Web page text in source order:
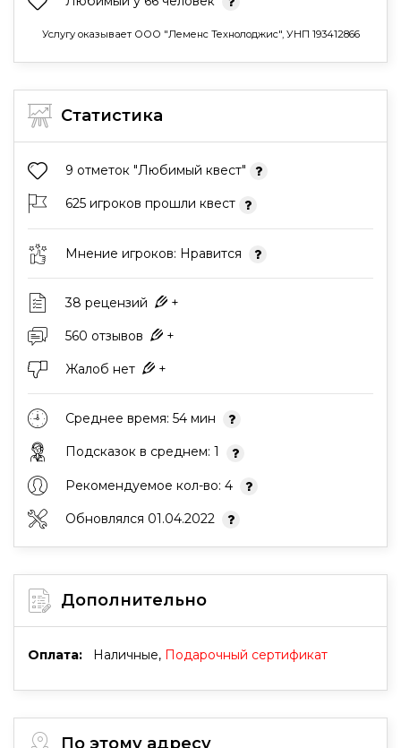
Услугу оказывает ООО "Леменс Технолоджис", УНП 193412866
Статистика
9 отметок "Любимый квест"
625 игроков прошли квест
Мнение игроков: Нравится
38 рецензий +
560 отзывов +
Жалоб нет +
Среднее время: 54 мин
Подсказок в среднем: 1
Рекомендуемое кол-во: 4
Обновлялся 01.04.2022
Дополнительно
Оплата: Наличные, Подарочный сертификат
По этому адресу